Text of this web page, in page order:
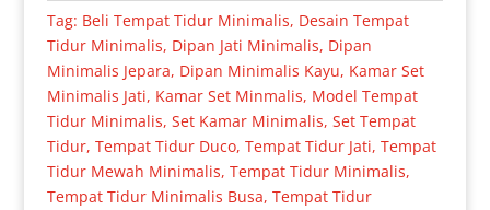
Tag: Beli Tempat Tidur Minimalis, Desain Tempat
Tidur Minimalis, Dipan Jati Minimalis, Dipan
Minimalis Jepara, Dipan Minimalis Kayu, Kamar Set
Minimalis Jati, Kamar Set Minmalis, Model Tempat
Tidur Minimalis, Set Kamar Minimalis, Set Tempat
Tidur, Tempat Tidur Duco, Tempat Tidur Jati, Tempat
Tidur Mewah Minimalis, Tempat Tidur Minimalis,
Tempat Tidur Minimalis Busa, Tempat Tidur